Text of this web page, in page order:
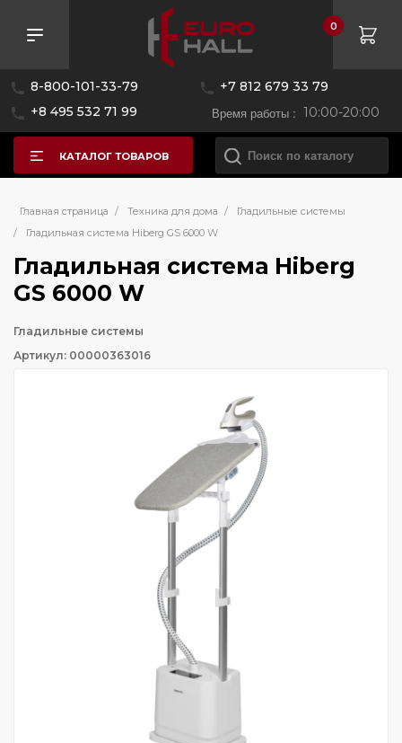
8-800-101-33-79
+7 812 679 33 79
+8 495 532 71 99
Время работы : 10:00-20:00
0
КАТАЛОГ ТОВАРОВ
Главная страница / Техника для дома /
Гладильные системы
/
Гладильная система Hiberg GS 6000 W
Гладильная система Hiberg
GS 6000 W
Гладильные системы
Артикул: 00000363016